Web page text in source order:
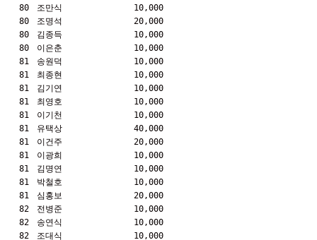
80
조만식
10,000
80
조명석
20,000
80
김종득
10,000
80
이은춘
10,000
81
송원덕
10,000
81
최종현
10,000
81
김기연
10,000
81
최영호
10,000
81
이기천
10,000
81
유택상
40,000
81
이건주
20,000
81
이광희
10,000
81
김명연
10,000
81
박철호
10,000
81
심홍보
20,000
82
전병준
10,000
82
송연식
10,000
82
조대식
10,000